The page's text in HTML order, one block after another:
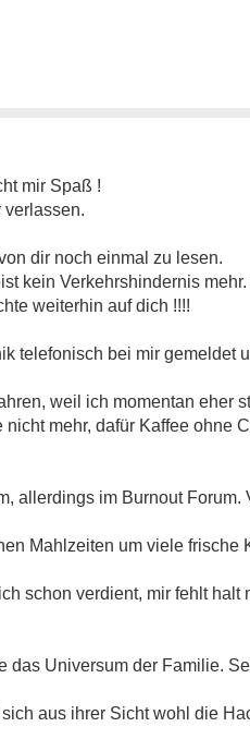
mir Spaß !
verlassen.
dir noch einmal zu lesen.
kein Verkehrshindernis
weiterhin auf dich !!!!
telefonisch bei mir gemeldet
weil ich momentan eher
mehr, dafür Kaffee ohne
allerdings im Burnout
Mahlzeiten um viele
schon verdient, mir fehlt halt
das Universum der Familie.
aus ihrer Sicht wohl die